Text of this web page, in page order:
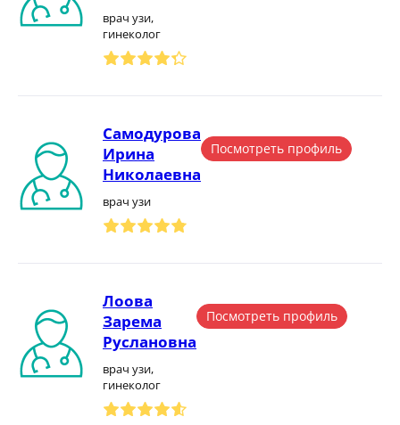
врач узи,
гинеколог
Самодурова
Ирина
Николаевна
врач узи
Посмотреть профиль
Лоова
Зарема
Руслановна
врач узи,
гинеколог
Посмотреть профиль